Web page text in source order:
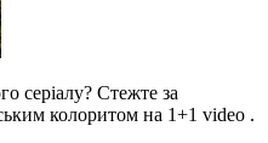
серіалу? Стежте за
колоритом на 1+1 video .